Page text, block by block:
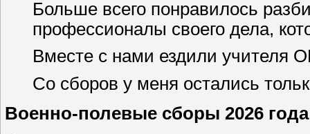
Больше всего понравилось
профессионалы своего дела,
Вместе с нами ездили учителя
Со сборов у меня остались
Военно‑полевые сборы 2026